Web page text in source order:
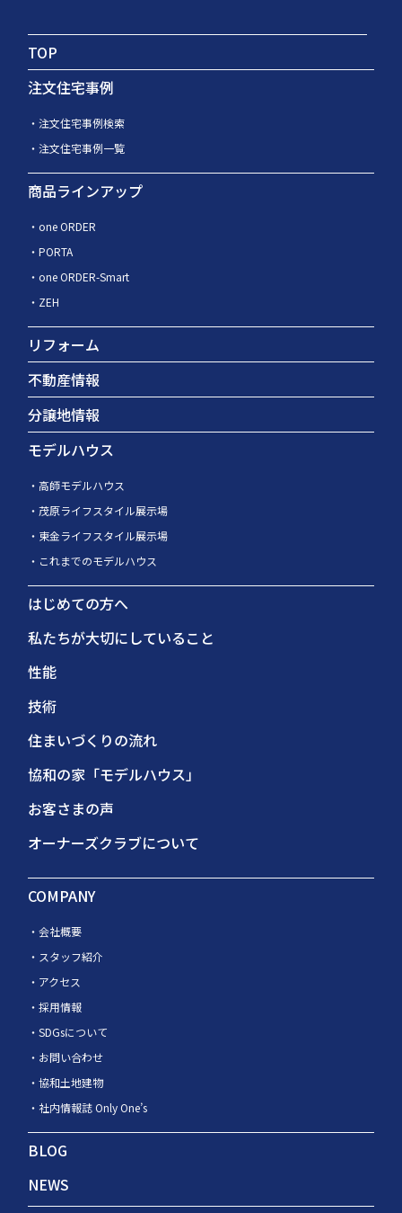
TOP
注文住宅事例
注文住宅事例検索
注文住宅事例一覧
商品ラインアップ
one ORDER
PORTA
one ORDER-Smart
ZEH
リフォーム
不動産情報
分譲地情報
モデルハウス
高師モデルハウス
茂原ライフスタイル展示場
東金ライフスタイル展示場
これまでのモデルハウス
はじめての方へ
私たちが大切にしていること
性能
技術
住まいづくりの流れ
協和の家「モデルハウス」
お客さまの声
オーナーズクラブについて
COMPANY
会社概要
スタッフ紹介
アクセス
採用情報
SDGsについて
お問い合わせ
協和土地建物
社内情報誌 Only One’s
BLOG
NEWS